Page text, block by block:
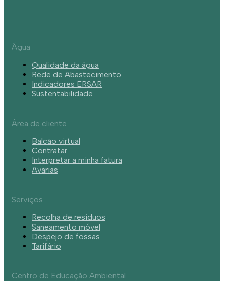
Água
Qualidade da água
Rede de Abastecimento
Indicadores ERSAR
Sustentabilidade
Área de cliente
Balcão virtual
Contratar
Interpretar a minha fatura
Avarias
Serviços
Recolha de resíduos
Saneamento móvel
Despejo de fossas
Tarifário
Centro de Educação Ambiental